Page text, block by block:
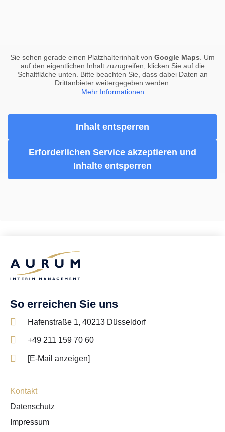
Sie sehen gerade einen Platzhalterinhalt von Google Maps . Um
auf den eigentlichen Inhalt zuzugreifen, klicken Sie auf die
Schaltfläche unten. Bitte beachten Sie, dass dabei Daten an
Drittanbieter weitergegeben werden.
Mehr Informationen
Inhalt entsperren
Erforderlichen Service akzeptieren und
Inhalte entsperren
 Hafenstraße 1, 40213 Düsseldorf
 +49 211 159 70 60
 [E-Mail anzeigen]
Kontakt
Datenschutz
Impressum